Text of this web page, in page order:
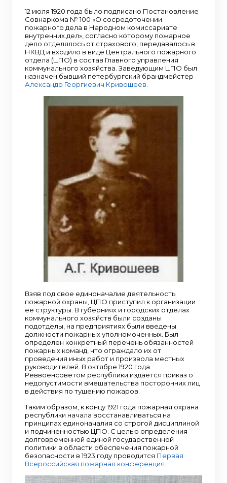
12 июля 1920 года было подписано Постановление
Совнаркома № 100 «О сосредоточении
пожарного дела в Народном комиссариате
внутренних дел», согласно которому пожарное
дело отделялось от страхового, передавалось в
НКВД и входило в виде Центрального пожарного
отдела (ЦПО) в состав Главного управления
коммунального хозяйства. Заведующим ЦПО был
назначен бывший петербургский брандмейстер
Александр Георгиевич Кривошеев
Взяв под свое единоначалие деятельность
пожарной охраны, ЦПО приступил к организации
ее структуры. В губерниях и городских отделах
коммунального хозяйств были созданы
подотделы, на предприятиях были введены
должности пожарных уполномоченных. Был
определен конкретный перечень обязанностей
пожарных команд, что ограждало их от
проведения иных работ и произвола местных
руководителей. В октябре 1920 года
Реввоенсоветом республики издается приказ о
недопустимости вмешательства посторонних лиц
в действия по тушению пожаров.
Таким образом, к концу 1921 года пожарная охрана
республики начала восстанавливаться на
принципах единоначалия со строгой дисциплиной
и подчиненностью ЦПО. С целью определения
долговременной единой государственной
политики в области обеспечения пожарной
безопасности в 1923 году проводится Первая
Всероссийская пожарная конференция